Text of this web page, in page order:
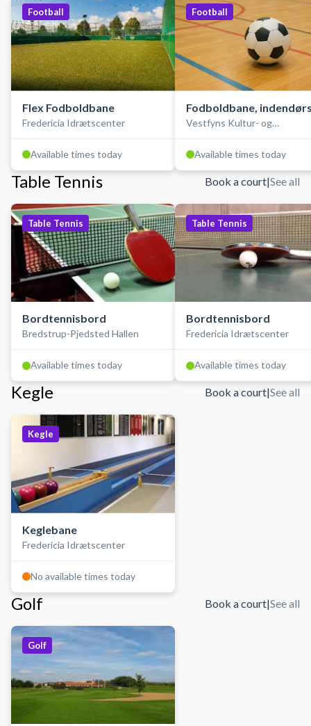
Football
Flex Fodboldbane
Fredericia Idrætscenter
Available times today
Football
Fodboldbane,
Vestfyns Kultur- og
Available times today
Table Tennis Book a court|See all
Table Tennis
Bordtennisbord
Bredstrup-Pjedsted Hallen
Available times today
Table Tennis
Bordtennisbord
Fredericia Idrætscenter
Available times today
Kegle Book a court|See all
Kegle
Keglebane
Fredericia Idrætscenter
No available times today
Golf Book a court|See all
Golf